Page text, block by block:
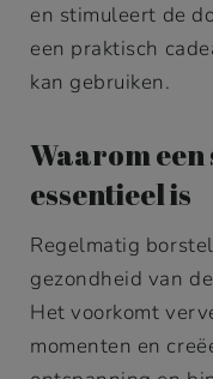
en stimuleert de
een praktisch
kan gebruiken.
Waarom
essentieel is
Regelmatig
gezondheid van
Het voorkomt
momenten en